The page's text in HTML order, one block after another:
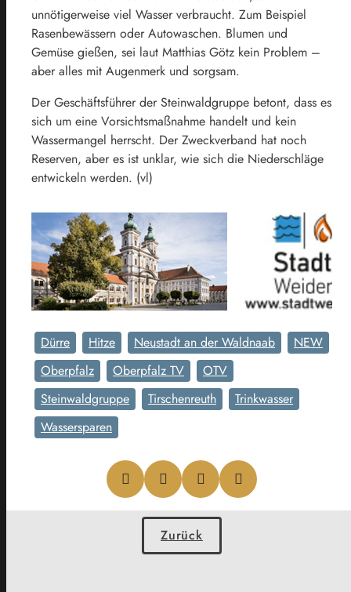
unnötigerweise viel Wasser verbraucht. Zum Beispiel
Rasenbewässern oder Autowaschen. Blumen und
Gemüse gießen, sei laut Matthias Götz kein Problem –
aber alles mit Augenmerk und sorgsam.
Der Geschäftsführer der Steinwaldgruppe betont, dass es
sich um eine Vorsichtsmaßnahme handelt und kein
Wassermangel herrscht. Der Zweckverband hat noch
Reserven, aber es ist unklar, wie sich die Niederschläge
entwickeln werden. (vl)
Dürre Hitze Neustadt an der Waldnaab
NEW
Oberpfalz
Oberpfalz TV
OTV
Steinwaldgruppe
Tirschenreuth
Trinkwasser
Wassersparen
Zurück